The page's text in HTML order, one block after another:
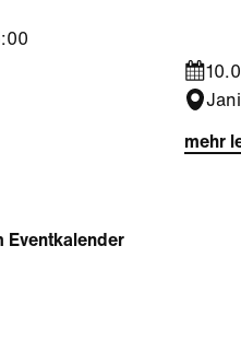
mehr
Eventkalender